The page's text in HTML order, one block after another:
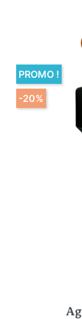
PROMO !
-20%